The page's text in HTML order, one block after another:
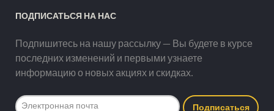
ПОДПИСАТЬСЯ НА НАС
Подпишитесь на нашу рассылку — Вы будете в курсе
последних изменений и первыми узнаете
информацию о новых акциях и скидках.